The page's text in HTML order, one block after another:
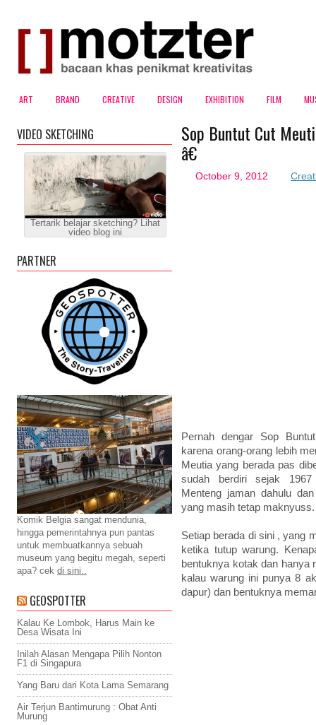
ART BRAND CREATIVE DESIGN EXHIBITION FILM
Sop Buntut Cut
â€
October 9, 2012
Pernah dengar Sop
karena orang-orang lebih
Meutia yang berada pas
sudah berdiri sejak 1967
Menteng jaman dahulu
yang masih tetap maknyuss.
Setiap berada di sini , yang
ketika tutup warung.
bentuknya kotak dan hanya
kalau warung ini punya 8
dapur) dan bentuknya
VIDEO SKETCHING
Tertarik belajar sketching? Lihat
video blog ini
PARTNER
Komik Belgia sangat mendunia,
hingga pemerintahnya pun pantas
untuk membuatkannya sebuah
museum yang begitu megah, seperti
apa? cek di sini..
GEOSPOTTER
Kalau Ke Lombok, Harus Main ke
Desa Wisata Ini
Inilah Alasan Mengapa Pilih Nonton
F1 di Singapura
Yang Baru dari Kota Lama Semarang
Air Terjun Bantimurung : Obat Anti
Murung